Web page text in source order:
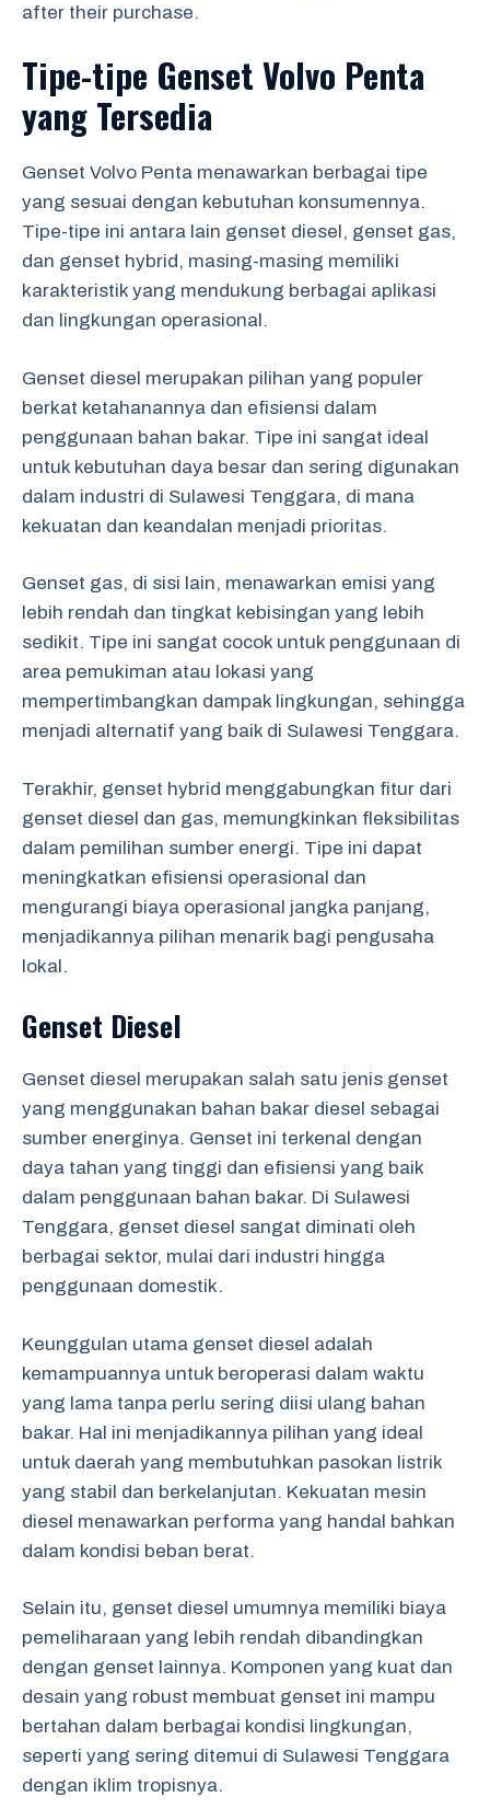
after their purchase.
Tipe-tipe Genset Volvo Penta
yang Tersedia
Genset Volvo Penta menawarkan berbagai tipe
yang sesuai dengan kebutuhan konsumennya.
Tipe-tipe ini antara lain genset diesel, genset gas,
dan genset hybrid, masing-masing memiliki
karakteristik yang mendukung berbagai aplikasi
dan lingkungan operasional.
Genset diesel merupakan pilihan yang populer
berkat ketahanannya dan efisiensi dalam
penggunaan bahan bakar. Tipe ini sangat ideal
untuk kebutuhan daya besar dan sering digunakan
dalam industri di Sulawesi Tenggara, di mana
kekuatan dan keandalan menjadi prioritas.
Genset gas, di sisi lain, menawarkan emisi yang
lebih rendah dan tingkat kebisingan yang lebih
sedikit. Tipe ini sangat cocok untuk penggunaan di
area pemukiman atau lokasi yang
mempertimbangkan dampak lingkungan, sehingga
menjadi alternatif yang baik di Sulawesi Tenggara.
Terakhir, genset hybrid menggabungkan fitur dari
genset diesel dan gas, memungkinkan fleksibilitas
dalam pemilihan sumber energi. Tipe ini dapat
meningkatkan efisiensi operasional dan
mengurangi biaya operasional jangka panjang,
menjadikannya pilihan menarik bagi pengusaha
lokal.
Genset Diesel
Genset diesel merupakan salah satu jenis genset
yang menggunakan bahan bakar diesel sebagai
sumber energinya. Genset ini terkenal dengan
daya tahan yang tinggi dan efisiensi yang baik
dalam penggunaan bahan bakar. Di Sulawesi
Tenggara, genset diesel sangat diminati oleh
berbagai sektor, mulai dari industri hingga
penggunaan domestik.
Keunggulan utama genset diesel adalah
kemampuannya untuk beroperasi dalam waktu
yang lama tanpa perlu sering diisi ulang bahan
bakar. Hal ini menjadikannya pilihan yang ideal
untuk daerah yang membutuhkan pasokan listrik
yang stabil dan berkelanjutan. Kekuatan mesin
diesel menawarkan performa yang handal bahkan
dalam kondisi beban berat.
Selain itu, genset diesel umumnya memiliki biaya
pemeliharaan yang lebih rendah dibandingkan
dengan genset lainnya. Komponen yang kuat dan
desain yang robust membuat genset ini mampu
bertahan dalam berbagai kondisi lingkungan,
seperti yang sering ditemui di Sulawesi Tenggara
dengan iklim tropisnya.